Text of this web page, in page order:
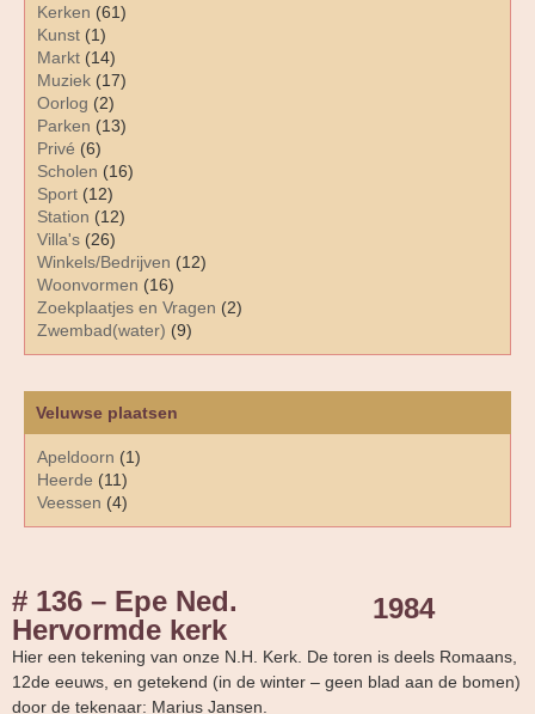
Kerken (61)
Kunst (1)
Markt (14)
Muziek (17)
Oorlog (2)
Parken (13)
Privé (6)
Scholen (16)
Sport (12)
Station (12)
Villa's (26)
Winkels/Bedrijven (12)
Woonvormen (16)
Zoekplaatjes en Vragen (2)
Zwembad(water) (9)
Veluwse plaatsen
Apeldoorn (1)
Heerde (11)
Veessen (4)
# 136 – Epe Ned.
Hervormde kerk
1984
Hier een tekening van onze N.H. Kerk. De toren is deels Romaans,
12de eeuws, en getekend (in de winter – geen blad aan de bomen)
door de tekenaar: Marius Jansen.